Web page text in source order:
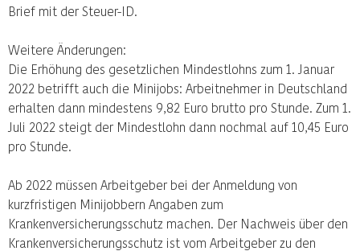
Brief mit der Steuer-ID.
Weitere Änderungen:
Die Erhöhung des gesetzlichen Mindestlohns zum 1. Januar
2022 betrifft auch die Minijobs: Arbeitnehmer in Deutschland
erhalten dann mindestens 9,82 Euro brutto pro Stunde. Zum 1.
Juli 2022 steigt der Mindestlohn dann nochmal auf 10,45 Euro
pro Stunde.
Ab 2022 müssen Arbeitgeber bei der Anmeldung von
kurzfristigen Minijobbern Angaben zum
Krankenversicherungsschutz machen. Der Nachweis über den
Krankenversicherungsschutz ist vom Arbeitgeber zu den